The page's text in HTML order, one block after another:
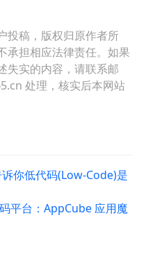
投稿，版权归原作者所
承担相应法律责任。如果
失实的内容，请联系邮
处理，核实后本网站
你低代码(Low-Code)是
平台：AppCube 应用魔